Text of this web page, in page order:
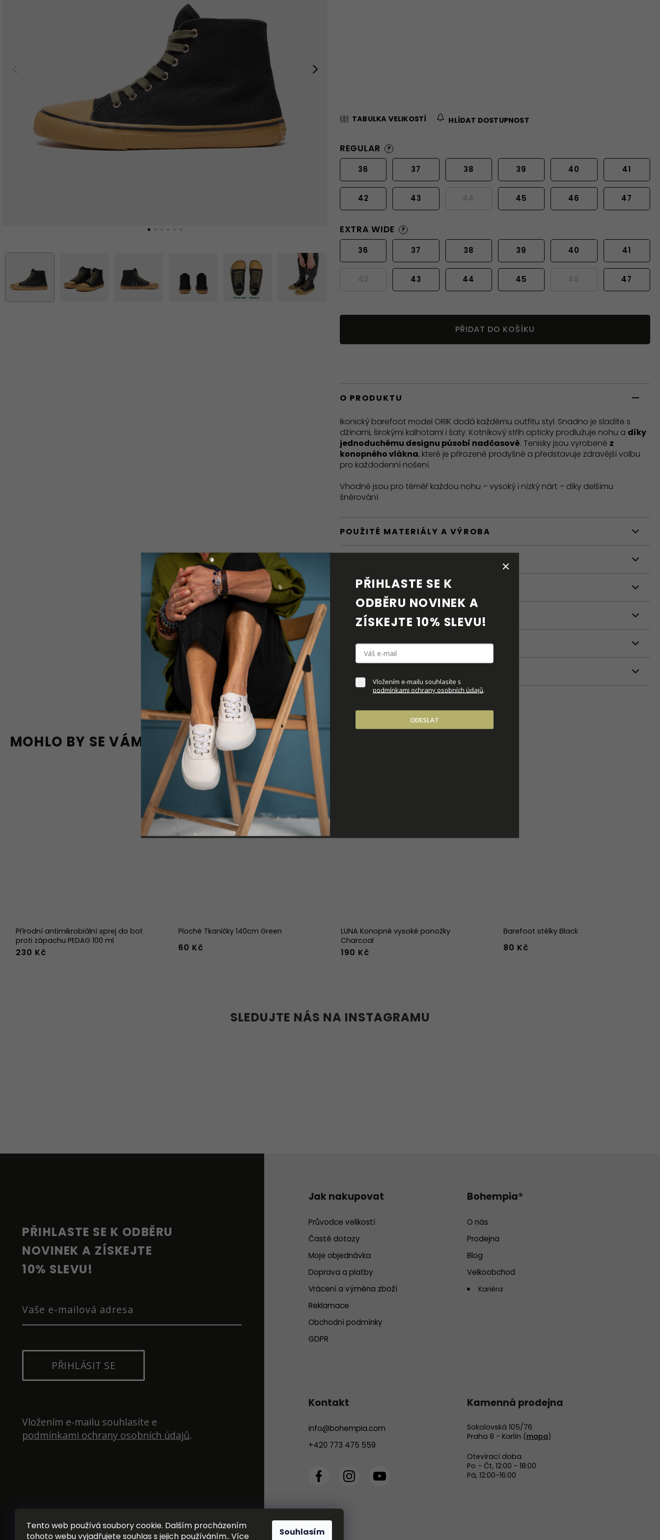
Tento web používá soubory cookie. Dalším procházením
tohoto webu vyjadřujete souhlas s jejich používáním.. Více
Souhlasím
Next
TABULKA VELIKOSTÍ HLÍDAT DOSTUPNOST
REGULAR ?
36 37 38 39 40 41
42 43 45 46 47
EXTRA WIDE ?
36 37 38 39 40 41
43 44 45 47
PŘIDAT DO KOŠÍKU
O PRODUKTU
Ikonický barefoot model ORIK dodá každému outfitu styl. Snadno je sladíte s
džínami, širokými kalhotami i šaty. Kotníkový střih opticky prodlužuje nohu a díky
jednoduchému designu působí nadčasově. Tenisky jsou vyrobené z
konopného vlákna, které je přirozeně prodyšné a představuje zdravější volbu
pro každodenní nošení.
Vhodné jsou pro téměř každou nohu – vysoký i nízký nárt – díky delšímu
šněrování.
POUŽITÉ MATERIÁLY A VÝROBA
DORUČENÍ A VRÁCENÍ
PÉČE O OBUV
KE STAŽENÍ
MOHLO BY SE VÁM LÍBIT
Přírodní antimikrobiální sprej do bot
proti zápachu PEDAG 100 ml
230 Kč
Ploché Tkaničky 140cm Green
60 Kč
LUNA Konopné vysoké ponožky
Charcoal
190 Kč
Barefoot stélky Black
80 Kč
SLEDUJTE NÁS NA INSTAGRAMU
Z
PŘIHLASTE SE K ODBĚRU
NOVINEK A ZÍSKEJTE
10% SLEVU!
PŘIHLÁSIT SE
Vložením e-mailu souhlasíte e
podmínkami ochrany osobních údajů.
Jak nakupovat
Průvodce velikostí
Časté dotazy
Moje objednávka
Doprava a platby
Vrácení a výměna zboží
Reklamace
Obchodní podmínky
GDPR
Bohempia®
O nás
Prodejna
Blog
Velkoobchod
Kariéra
Kontakt
info@bohempia.com
+420 773 475 559
Kamenná prodejna
Sokolovská 105/76
Praha 8 - Karlín (mapa)
Otevírací doba
Po - Čt, 12:00 - 18:00
Pá, 12:00-16:00
PŘIHLASTE SE K
ODBĚRU NOVINEK A
ZÍSKEJTE 10% SLEVU!
Vložením e-mailu souhlasíte s
podmínkami ochrany osobních údajů.
ODESLAT